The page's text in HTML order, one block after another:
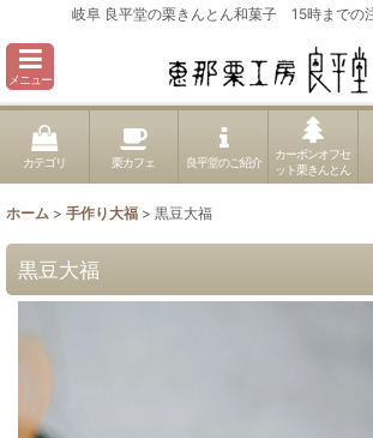
岐阜 良平堂の栗きんとん和菓子 15時までの
メニュー
カテゴリ 栗カフェ 良平堂のご紹介
カーボンオフセ
ット栗きんとん
ホーム > 手作り大福 > 黒豆大福
黒豆大福